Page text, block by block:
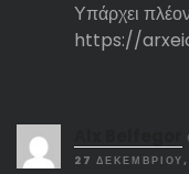
Υπάρχει
https://
27